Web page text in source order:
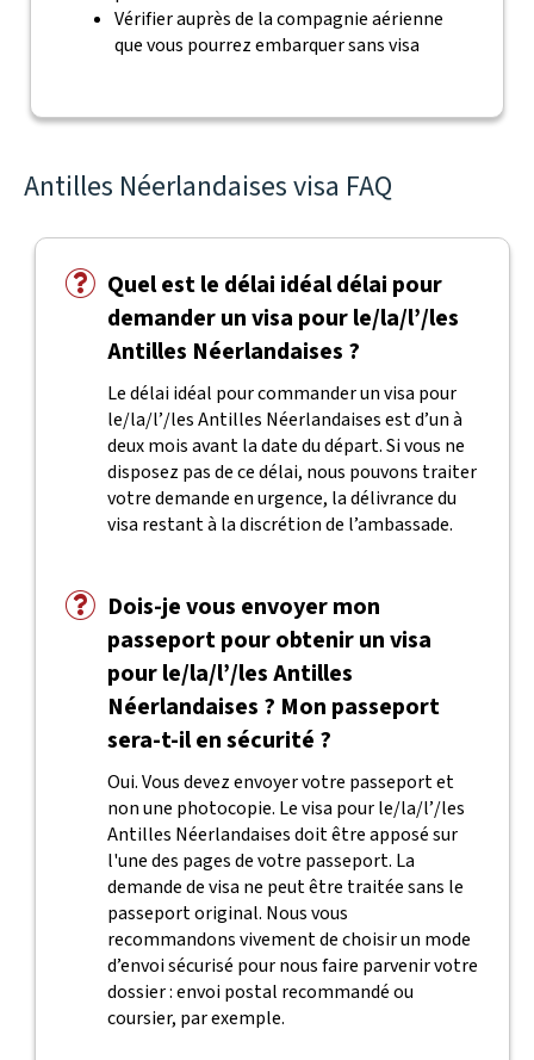
Vérifier auprès de la compagnie aérienne
que vous pourrez embarquer sans visa
Antilles Néerlandaises visa FAQ
Quel est le délai idéal délai pour
demander un visa pour le/la/l’/les
Antilles Néerlandaises ?
Le délai idéal pour commander un visa pour
le/la/l’/les Antilles Néerlandaises est d’un à
deux mois avant la date du départ. Si vous ne
disposez pas de ce délai, nous pouvons traiter
votre demande en urgence, la délivrance du
visa restant à la discrétion de l’ambassade.
Dois-je vous envoyer mon
passeport pour obtenir un visa
pour le/la/l’/les Antilles
Néerlandaises ? Mon passeport
sera-t-il en sécurité ?
Oui. Vous devez envoyer votre passeport et
non une photocopie. Le visa pour le/la/l’/les
Antilles Néerlandaises doit être apposé sur
l'une des pages de votre passeport. La
demande de visa ne peut être traitée sans le
passeport original. Nous vous
recommandons vivement de choisir un mode
d’envoi sécurisé pour nous faire parvenir votre
dossier : envoi postal recommandé ou
coursier, par exemple.